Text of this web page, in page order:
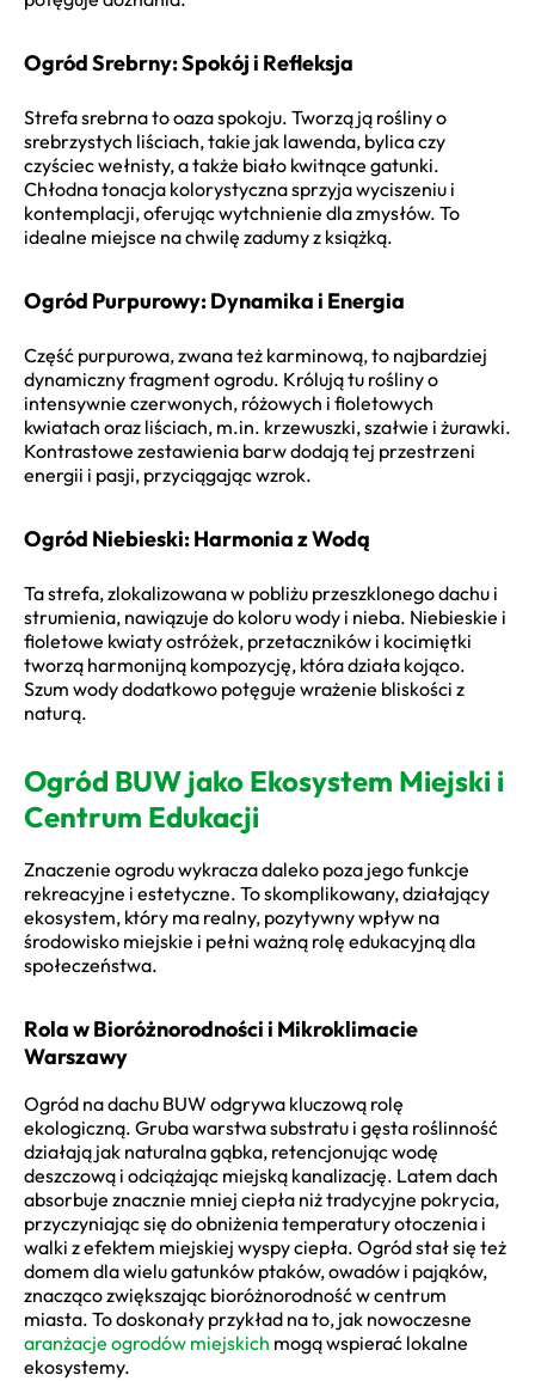
Ogród Srebrny: Spokój i Refleksja
Strefa srebrna to oaza spokoju. Tworzą ją rośliny o
srebrzystych liściach, takie jak lawenda, bylica czy
czyściec wełnisty, a także biało kwitnące gatunki.
Chłodna tonacja kolorystyczna sprzyja wyciszeniu i
kontemplacji, oferując wytchnienie dla zmysłów. To
idealne miejsce na chwilę zadumy z książką.
Ogród Purpurowy: Dynamika i Energia
Część purpurowa, zwana też karminową, to najbardziej
dynamiczny fragment ogrodu. Królują tu rośliny o
intensywnie czerwonych, różowych i fioletowych
kwiatach oraz liściach, m.in. krzewuszki, szałwie i żurawki.
Kontrastowe zestawienia barw dodają tej przestrzeni
energii i pasji, przyciągając wzrok.
Ogród Niebieski: Harmonia z Wodą
Ta strefa, zlokalizowana w pobliżu przeszklonego dachu i
strumienia, nawiązuje do koloru wody i nieba. Niebieskie i
fioletowe kwiaty ostróżek, przetaczników i kocimiętki
tworzą harmonijną kompozycję, która działa kojąco.
Szum wody dodatkowo potęguje wrażenie bliskości z
naturą.
Ogród BUW jako Ekosystem Miejski i
Centrum Edukacji
Znaczenie ogrodu wykracza daleko poza jego funkcje
rekreacyjne i estetyczne. To skomplikowany, działający
ekosystem, który ma realny, pozytywny wpływ na
środowisko miejskie i pełni ważną rolę edukacyjną dla
społeczeństwa.
Rola w Bioróżnorodności i Mikroklimacie
Warszawy
Ogród na dachu BUW odgrywa kluczową rolę
ekologiczną. Gruba warstwa substratu i gęsta roślinność
działają jak naturalna gąbka, retencjonując wodę
deszczową i odciążając miejską kanalizację. Latem dach
absorbuje znacznie mniej ciepła niż tradycyjne pokrycia,
przyczyniając się do obniżenia temperatury otoczenia i
walki z efektem miejskiej wyspy ciepła. Ogród stał się też
domem dla wielu gatunków ptaków, owadów i pająków,
znacząco zwiększając bioróżnorodność w centrum
miasta. To doskonały przykład na to, jak nowoczesne
aranżacje ogrodów miejskich mogą wspierać lokalne
ekosystemy.